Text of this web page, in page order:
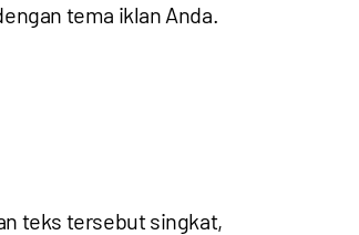
tema iklan Anda.
teks tersebut singkat,